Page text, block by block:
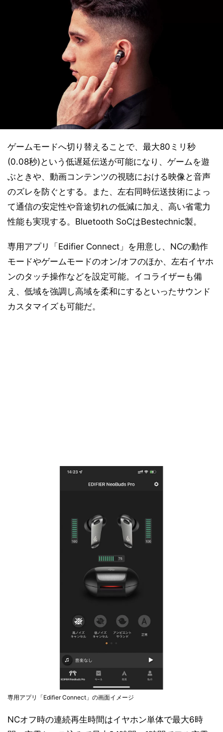
ゲームモードへ切り替えることで、最大80ミリ秒
(0.08秒)という低遅延伝送が可能になり、ゲームを遊
ぶときや、動画コンテンツの視聴における映像と音声
のズレを防ぐとする。また、左右同時伝送技術によっ
て通信の安定性や音途切れの低減に加え、高い省電力
性能も実現する。Bluetooth SoCはBestechnic製。
専用アプリ「Edifier Connect」を用意し、NCの動作
モードやゲームモードのオン/オフのほか、左右イヤホ
ンのタッチ操作などを設定可能。イコライザーも備
え、低域を強調し高域を柔和にするといったサウンド
カスタマイズも可能だ。
専用アプリ「Edifier Connect」の画面イメージ
NCオフ時の連続再生時間はイヤホン単体で最大6時